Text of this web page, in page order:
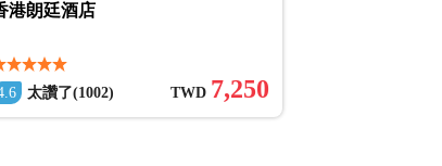
港朗廷酒店
太讚了(1002) TWD 7,250